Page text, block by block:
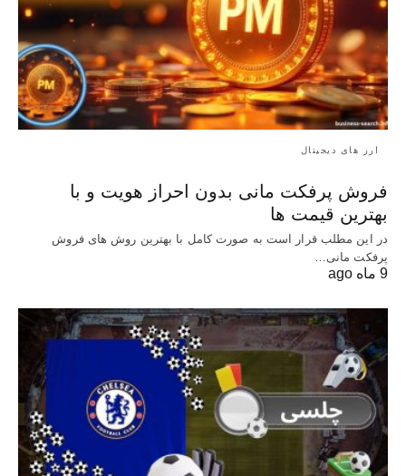
ارز های دیجیتال
فروش پرفکت مانی بدون احراز هویت و با
بهترین قیمت ها
در این مطلب قرار است به صورت کامل با بهترین روش‌ های فروش
پرفکت مانی…
9 ماه ago